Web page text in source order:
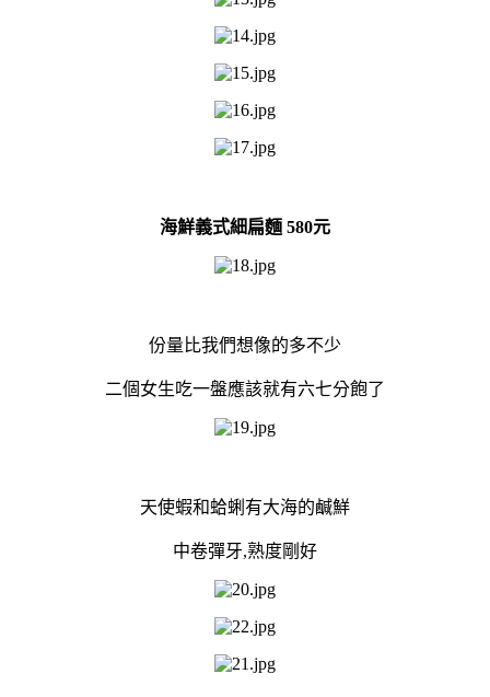
海鮮義式細扁麵 580元
份量比我們想像的多不少
二個女生吃一盤應該就有六七分飽了
天使蝦和蛤蜊有大海的鹹鮮
中卷彈牙,熟度剛好